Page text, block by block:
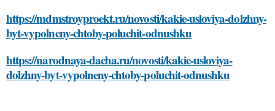
https://mdmstroyproekt.ru/novosti/kakie-usloviya-dolzhny-
byt-vypolneny-chtoby-poluchit-odnushku
https://narodnaya-dacha.ru/novosti/kakie-usloviya-
dolzhny-byt-vypolneny-chtoby-poluchit-odnushku